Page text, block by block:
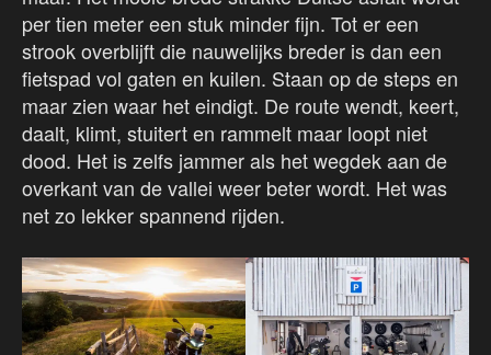
per tien meter een stuk minder fijn. Tot er een
strook overblijft die nauwelijks breder is dan een
fietspad vol gaten en kuilen. Staan op de steps en
maar zien waar het eindigt. De route wendt, keert,
daalt, klimt, stuitert en rammelt maar loopt niet
dood. Het is zelfs jammer als het wegdek aan de
overkant van de vallei weer beter wordt. Het was
net zo lekker spannend rijden.